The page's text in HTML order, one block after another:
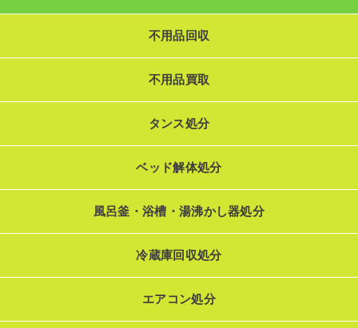
不用品回収
不用品買取
タンス処分
ベッド解体処分
風呂釜・浴槽・湯沸かし器処分
冷蔵庫回収処分
エアコン処分